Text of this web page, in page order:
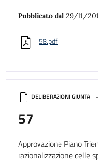
DELIBERAZIONI GIUNTA
57
Approvazione Piano
razionalizzazione delle
Pubblicato dal 29/11/
58.pdf